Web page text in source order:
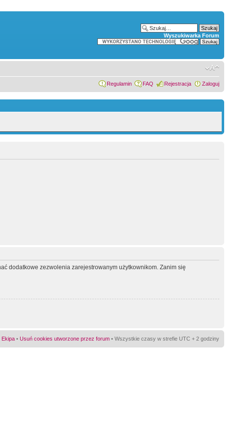
Wyszukiwarka Forum
Regulamin FAQ Rejestracja Zaloguj
dodatkowe zezwolenia zarejestrowanym użytkownikom. Zanim się
Ekipa • Usuń cookies utworzone przez forum • Wszystkie czasy w strefie UTC + 2 godziny